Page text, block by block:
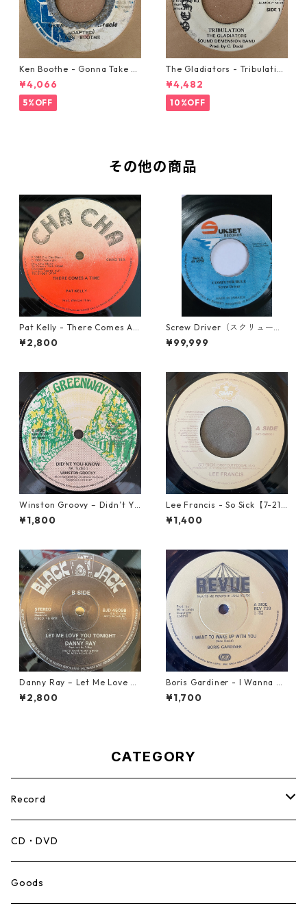
Ken Boothe - Gonna Take A
Miracle【7-21362】
¥4,066
5%OFF
The Gladiators - Tribulation
【7-21365】
¥4,482
10%OFF
その他の商品
Pat Kelly - There Comes A T
ime【12-50057】
¥2,800
Screw Driver（スクリュード
ライバー） - Computer Rule
【7'】
¥99,999
Winston Groovy – Didn’t Yo
u Know【7-21811】
¥1,800
Lee Francis - So Sick【7-219
25】
¥1,400
Danny Ray – Let Me Love Yo
u Tonight【12-30001】
¥2,800
Boris Gardiner - I Wanna W
ake Up With You【7-2192
4】
¥1,700
CATEGORY
Record
Mento,Calypso,Ballad
Ska
CD・DVD
Goods